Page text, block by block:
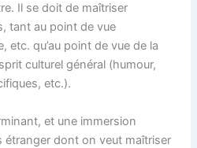
Il se doit de maîtriser
tant au point de vue
etc. qu’au point de vue de la
culturel général (humour,
etc.).
et une immersion
étranger dont on veut maîtriser